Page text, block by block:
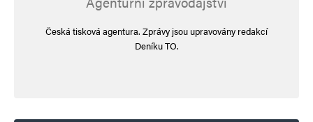
Česká tisková agentura. Zprávy jsou upravovány redakcí
Deníku TO.